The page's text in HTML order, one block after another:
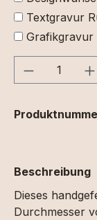
Textgravur
Grafikgravur
Produkt
Beschreibung
Dieses
Durchmesser